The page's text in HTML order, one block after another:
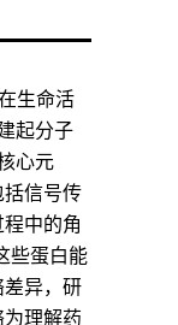
生命活
起分子
心元
括信号传
中的角
些蛋白能
差异，研
理解药